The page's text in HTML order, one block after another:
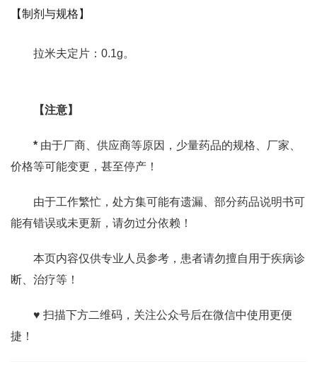
【制剂与规格】
拉米夫定片：0.1g。
【注意】
* 由于厂商、供应商等原因，少量药品的规格、厂家、
价格等可能变更，甚至停产！
由于工作繁忙，处方集可能有遗漏、部分药品说明书可
能有错误或未更新，请勿过分依赖！
本页内容仅供专业人员参考，患者请勿擅自用于疾病诊
断、治疗等！
♥ 扫描下方二维码，关注公众号后在微信中使用更便
捷！